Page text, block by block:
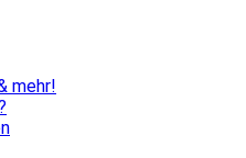
mehr!